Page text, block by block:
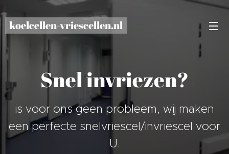
koelcellen-vriescellen.nl
Snel invriezen?
is voor ons geen probleem, wij maken
een perfecte snelvriescel/invriescel voor
U.